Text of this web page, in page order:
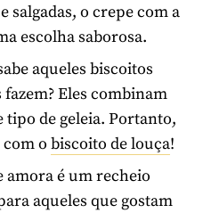
salgadas, o crepe com a
escolha saborosa.
aqueles biscoitos
fazem? Eles combinam
tipo de geleia. Portanto,
o biscoito de louça!
amora é um recheio
aqueles que gostam